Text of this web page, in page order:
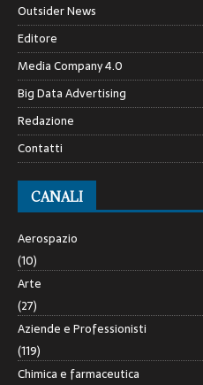
Outsider News
Editore
Media Company 4.0
Big Data Advertising
Redazione
Contatti
CANALI
Aerospazio
(10)
Arte
(27)
Aziende e Professionisti
(119)
Chimica e farmaceutica